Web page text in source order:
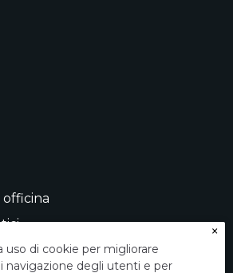
×
uso di cookie per migliorare
navigazione degli utenti e per